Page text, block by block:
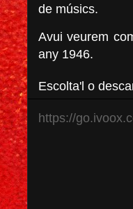
de músics.
Avui veurem
any 1946.
Escolta'l o
https://